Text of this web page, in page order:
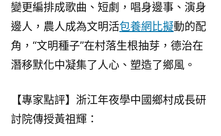
變更編排成歌曲、短劇，唱身邊事、演身
邊人，農人成為文明活包養網比擬動的配
角，“文明種子”在村落生根抽芽，德治在
潛移默化中凝集了人心、塑造了鄉風。
【專家點評】浙江年夜學中國鄉村成長研
討院傳授黃祖輝：